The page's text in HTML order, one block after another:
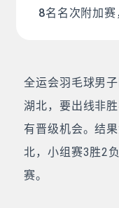
8名名次附加赛
全运会羽毛球男
湖北，要出线非
有晋级机会。结
北，小组赛3胜2
赛。